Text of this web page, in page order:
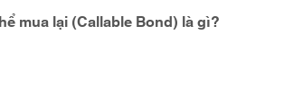
mua lại (Callable Bond) là gì?